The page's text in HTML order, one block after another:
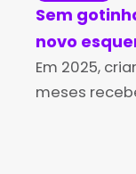
Sem
novo
Em 2025,
meses